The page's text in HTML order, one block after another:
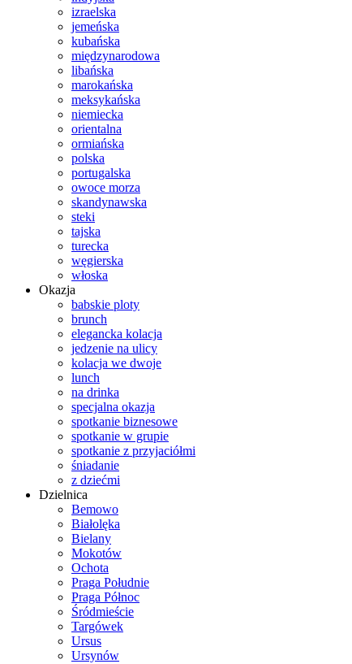
izraelska
jemeńska
kubańska
międzynarodowa
libańska
marokańska
meksykańska
niemiecka
orientalna
ormiańska
polska
portugalska
owoce morza
skandynawska
steki
tajska
turecka
węgierska
włoska
Okazja
babskie ploty
brunch
elegancka kolacja
jedzenie na ulicy
kolacja we dwoje
lunch
na drinka
specjalna okazja
spotkanie biznesowe
spotkanie w grupie
spotkanie z przyjaciółmi
śniadanie
z dziećmi
Dzielnica
Bemowo
Białolęka
Bielany
Mokotów
Ochota
Praga Południe
Praga Północ
Śródmieście
Targówek
Ursus
Ursynów